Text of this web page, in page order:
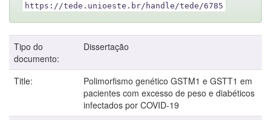
https://tede.unioeste.br/handle/tede/6785
Tipo do
documento:
Dissertação
Title:
Polimorfismo genético GSTM1 e GSTT1 em
pacientes com excesso de peso e diabéticos
infectados por COVID-19